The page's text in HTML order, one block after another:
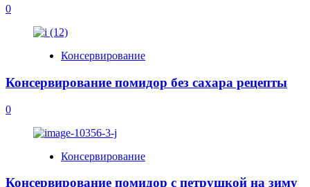
0
Консервирование
Консервирование помидор без сахара рецепты
0
Консервирование
Консервирование помидор с петрушкой на зиму